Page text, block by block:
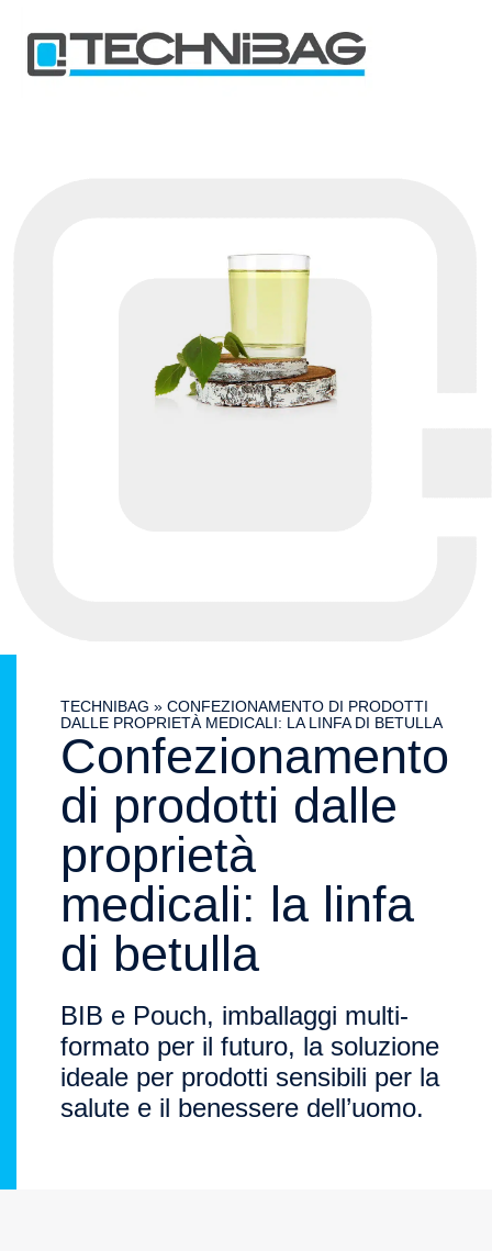
TECHNIBAG » CONFEZIONAMENTO DI PRODOTTI
DALLE PROPRIETÀ MEDICALI: LA LINFA DI BETULLA
Confezionamento
di prodotti dalle
proprietà
medicali: la linfa
di betulla
BIB e Pouch, imballaggi multi-
formato per il futuro, la soluzione
ideale per prodotti sensibili per la
salute e il benessere dell’uomo.